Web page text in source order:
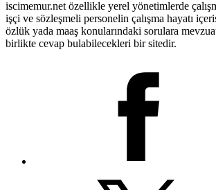
iscimemur.net özellikle yerel yönetimlerde
işçi ve sözleşmeli personelin çalışma hayatı
özlük yada maaş konularındaki sorulara
birlikte cevap bulabilecekleri bir sitedir.